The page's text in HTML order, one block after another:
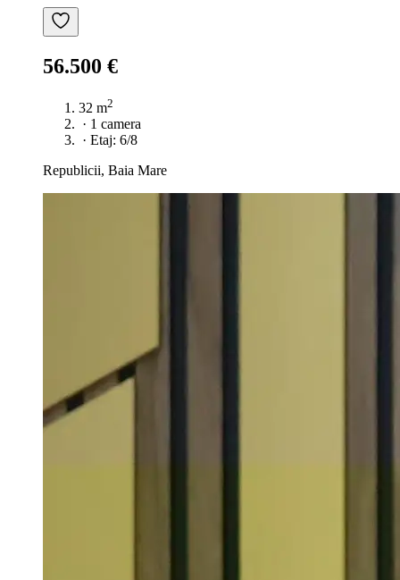
56.500 €
32 m2
· 1 camera
· Etaj: 6/8
Republicii, Baia Mare